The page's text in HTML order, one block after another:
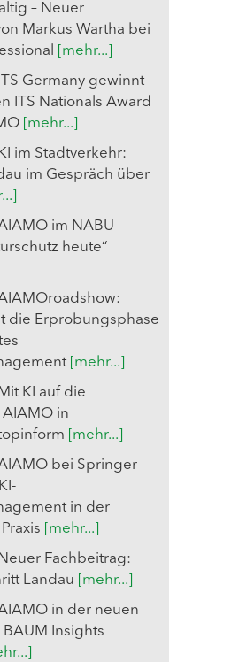
– Neuer
Markus Wartha bei
[mehr...]
Germany gewinnt
ITS Nationals Award
[mehr...]
im Stadtverkehr:
im Gespräch über
im NABU
heute“
die Erprobungsphase
[mehr...]
KI auf die
in
[mehr...]
bei Springer
in der
[mehr...]
Fachbeitrag:
Landau
[mehr...]
in der neuen
Insights